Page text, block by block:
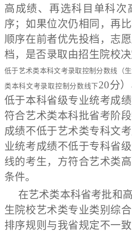
高成绩、再选科目单科次
序；如果位次仍相同，再
顺序在前者优先投档，志
档，是否录取由招生院校
低于艺术类本科文考录取控制分数线（
类本科文考录取控制分数线下 20分
低于本科省级专业统考成
符合艺术类本科批省考阶
成绩不低于艺术类专科文
业统考成绩不低于专科省
线的考生，方符合艺术类
条件。
在艺术类本科省考批和
生院校艺术类专业类别综
排序规则与我省规定不一